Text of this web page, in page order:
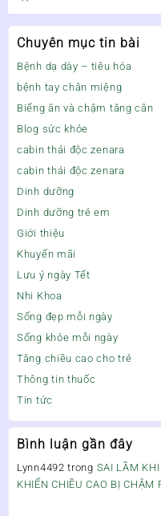
Chuyên mục tin bài
Bệnh dạ dày – tiêu hóa
bệnh tay chân miệng
Biếng ăn và chậm tăng cân
Blog sức khỏe
cabin thải độc zenara
cabin thải độc zenara
Dinh dưỡng
Dinh dưỡng trẻ em
Giới thiệu
Khuyến mãi
Lưu ý ngày Tết
Nhi Khoa
Sống đẹp mỗi ngày
Sống khỏe mỗi ngày
Tăng chiều cao cho trẻ
Thông tin thuốc
Tin tức
Bình luận gần đây
Lynn4492 trong SAI LẦM
KHIẾN CHIỀU CAO BỊ CHẬM